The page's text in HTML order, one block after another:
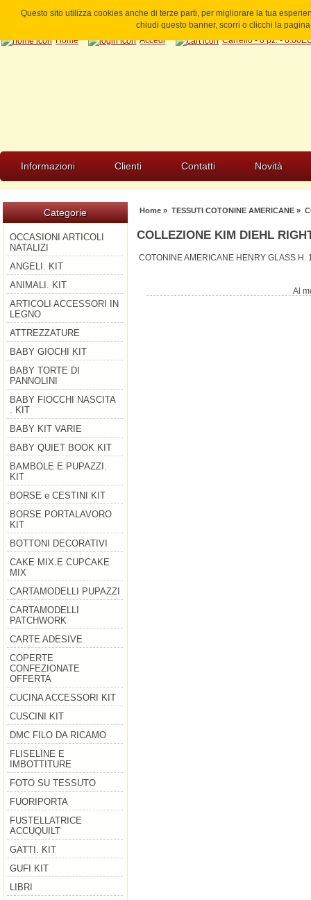
Questo sito utilizza cookies anche di terze parti, per migliorare la tua
chiudi questo banner, scorri o clicchi la
Home
Accedi Carrello - 0 pz. -
Informazioni Clienti Contatti Novità
Categorie
OCCASIONI ARTICOLI
NATALIZI
ANGELI. KIT
ANIMALI. KIT
ARTICOLI ACCESSORI IN
LEGNO
ATTREZZATURE
BABY GIOCHI KIT
BABY TORTE DI
PANNOLINI
BABY FIOCCHI NASCITA
. KIT
BABY KIT VARIE
BABY QUIET BOOK KIT
BAMBOLE E PUPAZZI.
KIT
BORSE e CESTINI KIT
BORSE PORTALAVORO
KIT
BOTTONI DECORATIVI
CAKE MIX.E CUPCAKE
MIX
CARTAMODELLI PUPAZZI
CARTAMODELLI
PATCHWORK
CARTE ADESIVE
COPERTE
CONFEZIONATE
OFFERTA
CUCINA ACCESSORI KIT
CUSCINI KIT
DMC FILO DA RICAMO
FLISELINE E
IMBOTTITURE
FOTO SU TESSUTO
FUORIPORTA
FUSTELLATRICE
ACCUQUILT
GATTI. KIT
GUFI KIT
LIBRI
Home» TESSUTI COTONINE AMERICANE»
COLLEZIONE KIM DIEHL
COTONINE AMERICANE HENRY GLASS H.
Al